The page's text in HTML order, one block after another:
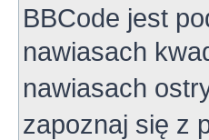
BBCode jest
nawiasach
nawiasach
zapoznaj się z